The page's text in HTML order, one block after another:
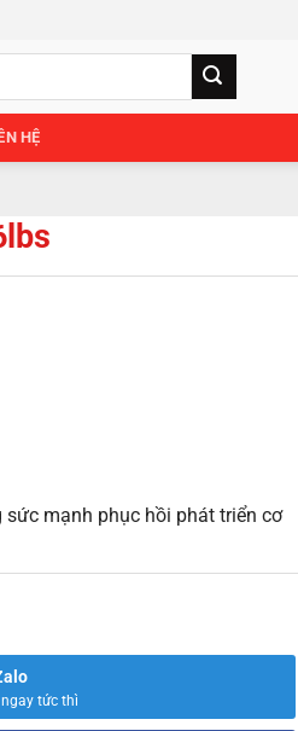
HỆ
mạnh phục hồi phát triển cơ
tức thì